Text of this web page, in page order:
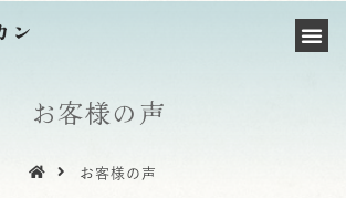
お客様の声
お客様の声